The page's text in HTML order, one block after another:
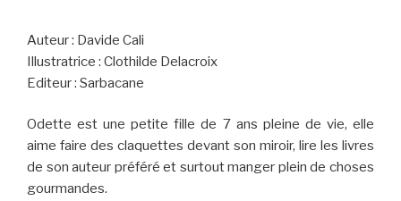
Auteur : Davide Cali
Illustratrice : Clothilde Delacroix
Editeur : Sarbacane
Odette est une petite fille de 7 ans pleine de vie, elle
aime faire des claquettes devant son miroir, lire les livres
de son auteur préféré et surtout manger plein de choses
gourmandes.